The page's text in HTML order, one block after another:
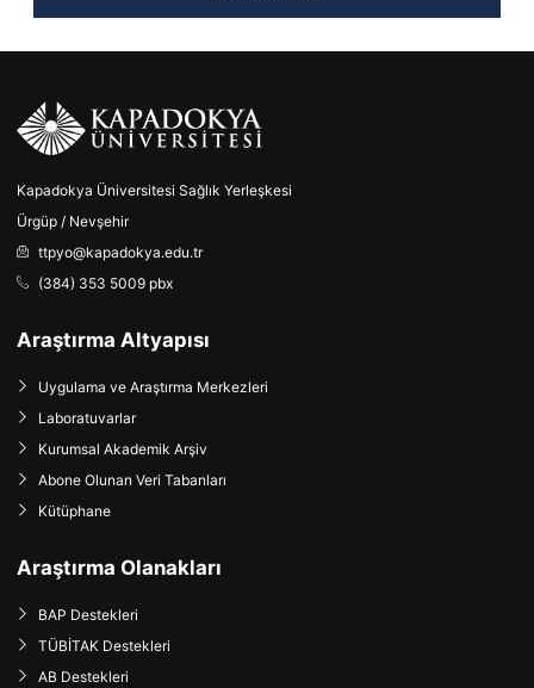
Kapadokya Üniversitesi Sağlık Yerleşkesi
Ürgüp / Nevşehir
ttpyo@kapadokya.edu.tr
(384) 353 5009 pbx
Araştırma Altyapısı
Uygulama ve Araştırma Merkezleri
Laboratuvarlar
Kurumsal Akademik Arşiv
Abone Olunan Veri Tabanları
Kütüphane
Araştırma Olanakları
BAP Destekleri
TÜBİTAK Destekleri
AB Destekleri